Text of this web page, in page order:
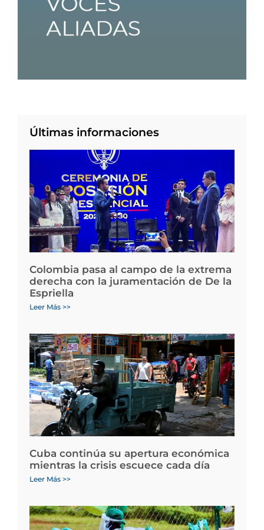
Últimas informaciones
Colombia pasa al campo de la extrema
derecha con la juramentación de De la
Espriella
Leer Más >>
Cuba continúa su apertura económica
mientras la crisis escuece cada día
Leer Más >>